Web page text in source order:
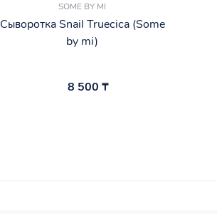
SOME BY MI
Сыворотка Snail Truecica (Some
by mi)
8 500 ₸